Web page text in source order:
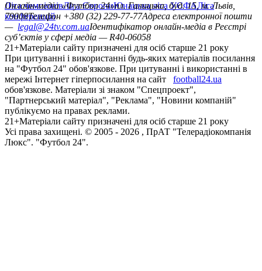
Ліга чемпіонівЛіга ЄвропиЮнацька ліга УЄФАЛіга
конференцій
Онлайн-медіа «Футбол 24»пл. Галицька, буд. 15, м. Львів,
79008Телефон +380 (32) 229-77-77Адреса електронної пошти
— legal@24tv.com.uaІдентифікатор онлайн-медіа в Реєстрі
суб’єктів у сфері медіа — R40-06058
21+Матеріали сайту призначені для осіб старше 21 року
При цитуванні і використанні будь-яких матеріалів посилання
на "Футбол 24" обов'язкове. При цитуванні і використанні в
мережі Інтернет гіперпосилання на сайт
football24.ua
обов'язкове. Матеріали зі знаком "Спецпроект",
"Партнерський матеріал", "Реклама", "Новини компаній"
публікуємо на правах реклами.
21+Матеріали сайту призначені для осіб старше 21 року
Усi права захищенi. © 2005 - 2026 , ПрАТ "Телерадіокомпанія
Люкс". "Футбол 24".